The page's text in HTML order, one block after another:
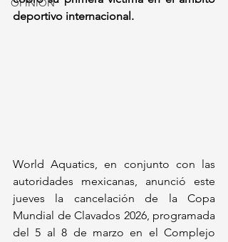
OPINIÓN
deportivo internacional.
World Aquatics, en conjunto con las
autoridades mexicanas, anunció este
jueves la cancelación de la Copa
Mundial de Clavados 2026, programada
del 5 al 8 de marzo en el Complejo